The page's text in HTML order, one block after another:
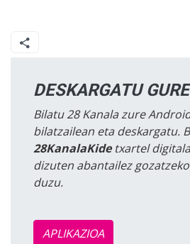
DESKARGATU
Bilatu 28 Kanala zure
bilatzailean eta deskargatu.
28KanalaKidetxartel
dizuten abantailez
duzu.
APLIKAZIOA